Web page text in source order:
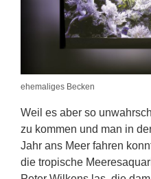
ehemaliges Becken
Weil es aber so
zu kommen und man in
Jahr ans Meer fahren
die tropische